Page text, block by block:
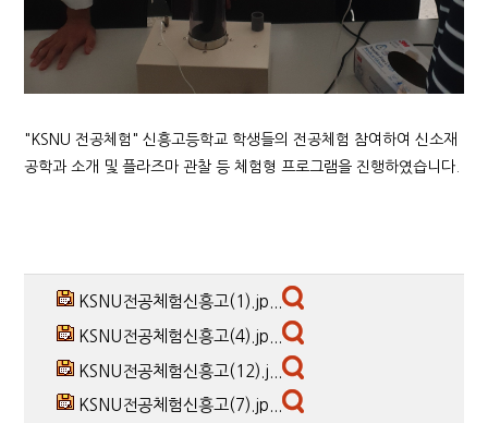
"KSNU 전공체험" 신흥고등학교 학생들의 전공체험 참여하여 신소재
공학과 소개 및 플라즈마 관찰 등 체험형 프로그램을 진행하였습니다.
KSNU전공체험신흥고(1).jp...
KSNU전공체험신흥고(4).jp...
KSNU전공체험신흥고(12).j...
KSNU전공체험신흥고(7).jp...